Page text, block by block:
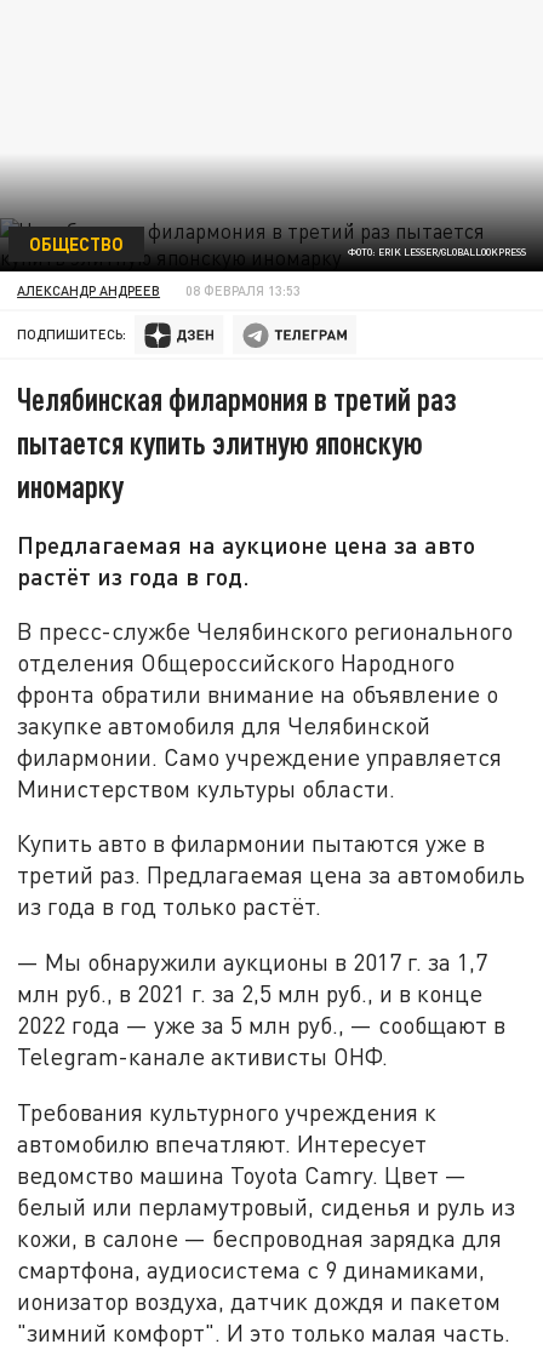
ФОТО: ERIK LESSER/GLOBALLOOKPRESS
ОБЩЕСТВО
АЛЕКСАНДР АНДРЕЕВ 08 ФЕВРАЛЯ 13:53
ПОДПИШИТЕСЬ:
Челябинская филармония в третий раз
пытается купить элитную японскую
иномарку
Предлагаемая на аукционе цена за авто
растёт из года в год.
В пресс-службе Челябинского регионального
отделения Общероссийского Народного
фронта обратили внимание на объявление о
закупке автомобиля для Челябинской
филармонии. Само учреждение управляется
Министерством культуры области.
Купить авто в филармонии пытаются уже в
третий раз. Предлагаемая цена за автомобиль
из года в год только растёт.
— Мы обнаружили аукционы в 2017 г. за 1,7
млн руб., в 2021 г. за 2,5 млн руб., и в конце
2022 года — уже за 5 млн руб., — сообщают в
Telegram-канале активисты ОНФ.
Требования культурного учреждения к
автомобилю впечатляют. Интересует
ведомство машина Toyota Camry. Цвет —
белый или перламутровый, сиденья и руль из
кожи, в салоне — беспроводная зарядка для
смартфона, аудиосистема с 9 динамиками,
ионизатор воздуха, датчик дождя и пакетом
"зимний комфорт". И это только малая часть.